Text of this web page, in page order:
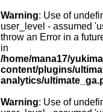
Warning: Use of
user_level - assumed
throw an Error in a
in
/home/mana17/
content/plugins/
analytics/
Warning: Use of